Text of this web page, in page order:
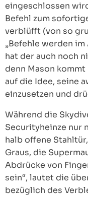
eingeschlossen
Befehl zum
verblüfft (von so
„Befehle werden
hat der auch noch
denn Mason
auf die Idee, seine
einzusetzen und
Während die
Securityheinze nur
halb offene
Graus, die
Abdrücke von
sein“, lautet die
bezüglich des